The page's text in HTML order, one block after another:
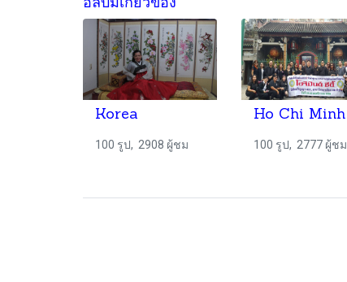
อัลบั้มเกี่ยวข้อง
Korea
100 รูป, 2908 ผู้ชม 100 รูป, 2777 ผู้ชม